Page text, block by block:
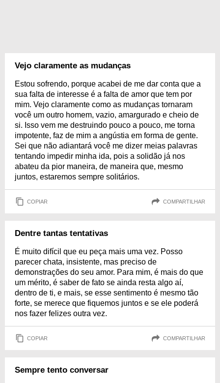
Vejo claramente as mudanças
Estou sofrendo, porque acabei de me dar conta que a
sua falta de interesse é a falta de amor que tem por
mim. Vejo claramente como as mudanças tornaram
você um outro homem, vazio, amargurado e cheio de
si. Isso vem me destruindo pouco a pouco, me torna
impotente, faz de mim a angústia em forma de gente.
Sei que não adiantará você me dizer meias palavras
tentando impedir minha ida, pois a solidão já nos
abateu da pior maneira, de maneira que, mesmo
juntos, estaremos sempre solitários.
COPIAR COMPARTILHAR
Dentre tantas tentativas
É muito difícil que eu peça mais uma vez. Posso
parecer chata, insistente, mas preciso de
demonstrações do seu amor. Para mim, é mais do que
um mérito, é saber de fato se ainda resta algo aí,
dentro de ti, e mais, se esse sentimento é mesmo tão
forte, se merece que fiquemos juntos e se ele poderá
nos fazer felizes outra vez.
COPIAR COMPARTILHAR
Sempre tento conversar